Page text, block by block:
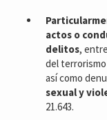
actos o
delitos,
del
así como
sexual y
21.643.